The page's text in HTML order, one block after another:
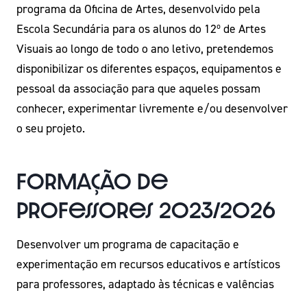
programa da Oficina de Artes, desenvolvido pela
Escola Secundária para os alunos do 12º de Artes
Visuais ao longo de todo o ano letivo, pretendemos
disponibilizar os diferentes espaços, equipamentos e
pessoal da associação para que aqueles possam
conhecer, experimentar livremente e/ou desenvolver
o seu projeto.
Formação de
professores 2023/2026
Desenvolver um programa de capacitação e
experimentação em recursos educativos e artísticos
para professores, adaptado às técnicas e valências